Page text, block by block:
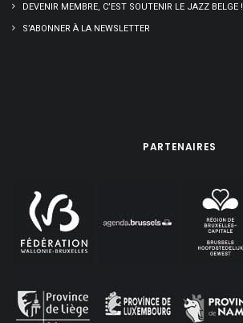
DEVENIR MEMBRE, C’EST SOUTENIR LE JAZZ BELGE !
S’ABONNER À LA NEWSLETTER
PARTENAIRES